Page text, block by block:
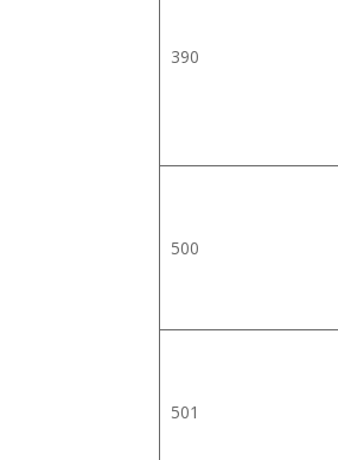
390
500
501